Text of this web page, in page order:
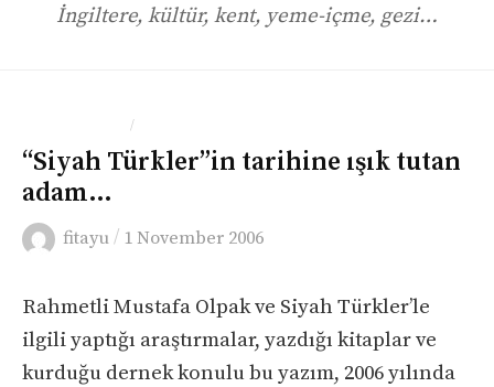
İngiltere, kültür, kent, yeme-içme, gezi…
/
“Siyah Türkler”in tarihine ışık tutan
adam…
fitayu / 1 November 2006
Rahmetli Mustafa Olpak ve Siyah Türkler’le
ilgili yaptığı araştırmalar, yazdığı kitaplar ve
kurduğu dernek konulu bu yazım, 2006 yılında